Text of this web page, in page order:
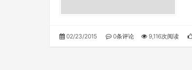
02/23/2015 0条评论 9,116次阅读